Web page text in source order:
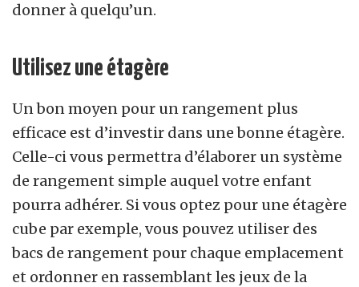
donner à quelqu’un.
Utilisez une étagère
Un bon moyen pour un rangement plus
efficace est d’investir dans une bonne étagère.
Celle-ci vous permettra d’élaborer un système
de rangement simple auquel votre enfant
pourra adhérer. Si vous optez pour une étagère
cube par exemple, vous pouvez utiliser des
bacs de rangement pour chaque emplacement
et ordonner en rassemblant les jeux de la